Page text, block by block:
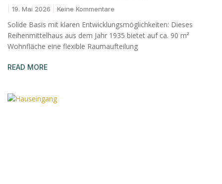
19. Mai 2026 Keine Kommentare
Solide Basis mit klaren Entwicklungsmöglichkeiten: Dieses
Reihenmittelhaus aus dem Jahr 1935 bietet auf ca. 90 m²
Wohnfläche eine flexible Raumaufteilung
READ MORE